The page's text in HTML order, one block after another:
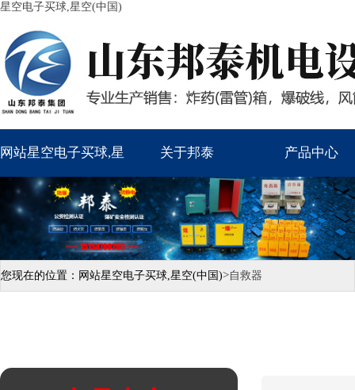
星空电子买球,星空(中国)
网站星空电子买球,星
空(中国)
关于邦泰 产品中心
您现在的位置： 网站星空电子买球,星空(中国)>自救器